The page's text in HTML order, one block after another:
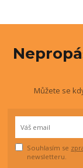
Můžete se
Souhlasím se
newsletteru.